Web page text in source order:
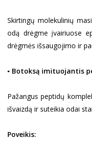
Skirtingų molekulinių
odą drėgme įvairiuose
drėgmės išsaugojimo ir
▪ Botoksą imituojantis
Pažangus peptidų
išvaizdą ir suteikia odai
Poveikis: